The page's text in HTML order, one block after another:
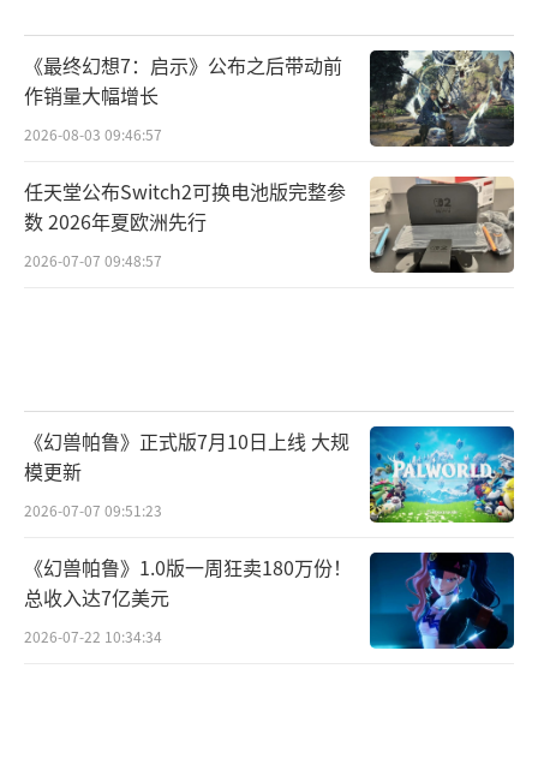
《最终幻想7：启示》公布之后带动前
作销量大幅增长
2026-08-03 09:46:57
任天堂公布Switch2可换电池版完整参
数 2026年夏欧洲先行
2026-07-07 09:48:57
《幻兽帕鲁》正式版7月10日上线 大规
模更新
2026-07-07 09:51:23
《幻兽帕鲁》1.0版一周狂卖180万份！
总收入达7亿美元
2026-07-22 10:34:34